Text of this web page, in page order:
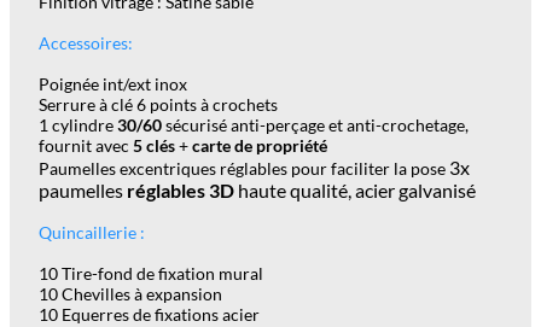
Accessoires:
Poignée int/ext inox
Serrure à clé 6 points à crochets
1 cylindre30/60sécurisé anti-perçage et anti-crochetage,
fournit avec 5 clés+carte de propriété
Paumelles excentriques réglables pour faciliter la pose 3x
paumelles réglables 3D haute qualité, acier galvanisé
Quincaillerie :
10 Tire-fond de fixation mural
10 Chevilles à expansion
10 Equerres de fixations acier